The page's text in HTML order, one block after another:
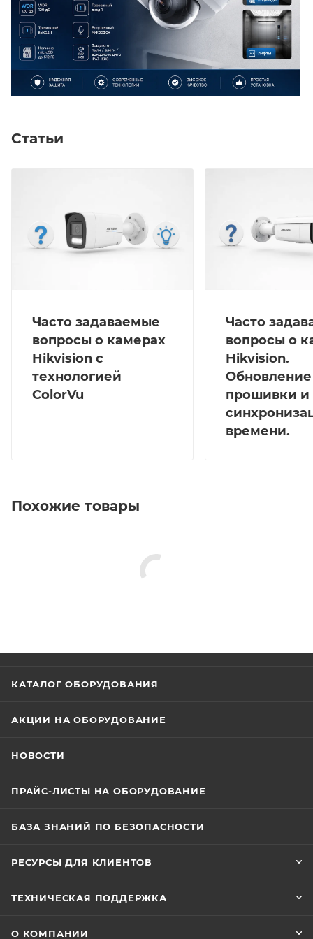
температура устройства варьируется от -40 °C до
+60 °C, степень защиты IP67 и IK10, вес камеры
составляет 0.39 кг.
Статьи
Часто задаваемые
вопросы о камерах
Hikvision с
технологией
ColorVu
Часто
вопросы о
Hikvision.
Обновление
прошивки и
времени.
Похожие товары
КАТАЛОГ ОБОРУДОВАНИЯ
АКЦИИ НА ОБОРУДОВАНИЕ
НОВОСТИ
ПРАЙС-ЛИСТЫ НА ОБОРУДОВАНИЕ
БАЗА ЗНАНИЙ ПО БЕЗОПАСНОСТИ
РЕСУРСЫ ДЛЯ КЛИЕНТОВ
ТЕХНИЧЕСКАЯ ПОДДЕРЖКА
О КОМПАНИИ